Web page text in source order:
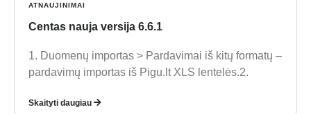
ATNAUJINIMAI
Centas nauja versija 6.6.1
1. Duomenų importas > Pardavimai iš kitų formatų –
pardavimų importas iš Pigu.lt XLS lentelės.2.
Skaityti daugiau